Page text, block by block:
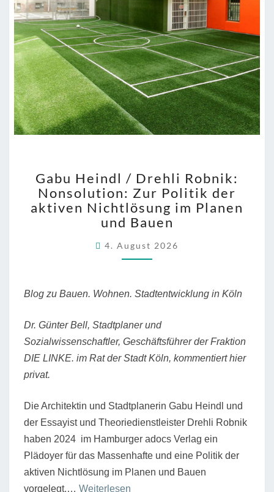
HEINDL
/
DREHLI
ROBNIK:
ZUR
POLITIK
NICHTLÖSUNG
PLANEN
UND
BAUEN
Gabu Heindl / Drehli Robnik:
Nonsolution: Zur Politik der
aktiven Nichtlösung im Planen
und Bauen
4. August 2026
Blog zu Bauen. Wohnen. Stadtentwicklung in Köln
Dr. Günter Bell, Stadtplaner und
Sozialwissenschaftler, Geschäftsführer der Fraktion
DIE LINKE. im Rat der Stadt Köln, kommentiert hier
privat.
Die Architektin und Stadtplanerin Gabu Heindl und
der Essayist und Theoriedienstleister Drehli Robnik
haben 2024 im Hamburger adocs Verlag ein
Plädoyer für das Massenhafte und eine Politik der
aktiven Nichtlösung im Planen und Bauen
vorgelegt.… Weiterlesen